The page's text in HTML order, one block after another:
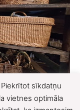
sīkdatņu
vietnes optimāla